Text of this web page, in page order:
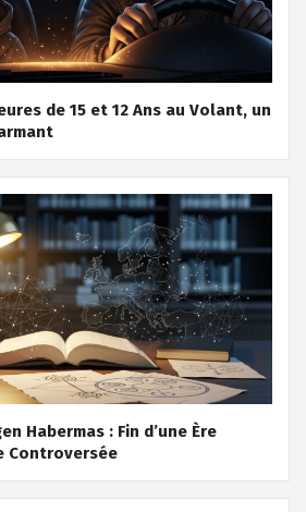
de 15 et 12 Ans au Volant, un
Habermas : Fin d’une Ère